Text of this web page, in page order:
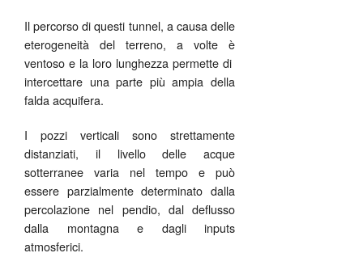
Il percorso di questi tunnel, a causa delle
eterogeneità del terreno, a volte è
ventoso e la loro lunghezza permette di
intercettare una parte più ampia della
falda acquifera.
I pozzi verticali sono strettamente
distanziati, il livello delle acque
sotterranee varia nel tempo e può
essere parzialmente determinato dalla
percolazione nel pendio, dal deflusso
dalla montagna e dagli inputs
atmosferici.